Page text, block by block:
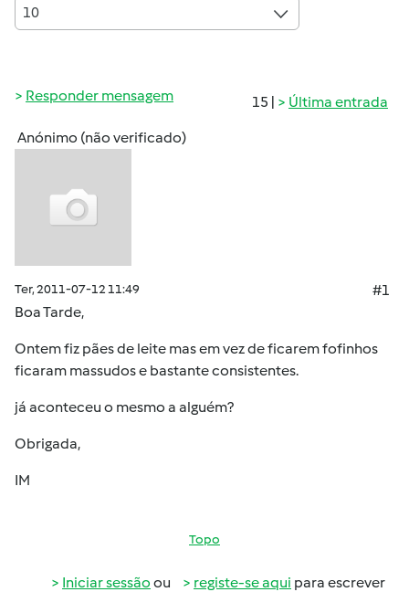
10
15 | Última entrada
Responder mensagem
Anónimo (não verificado)
Ter, 2011-07-12 11:49
#1
Boa Tarde,
Ontem fiz pães de leite mas em vez de ficarem fofinhos
ficaram massudos e bastante consistentes.
já aconteceu o mesmo a alguém?
Obrigada,
IM
Topo
Iniciar sessão ou registe-se aqui para escrever